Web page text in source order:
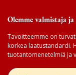
Olemme valmistaja
Tavoitteemme on
korkea laatustandardi.
tuotantomenetelmiä ja